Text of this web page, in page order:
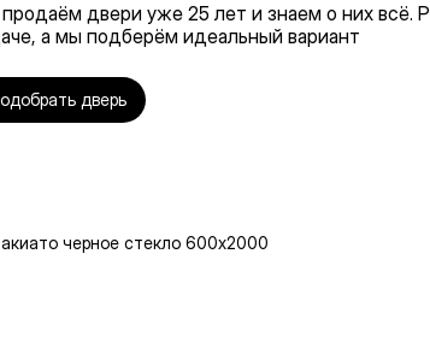
двери уже 25 лет и знаем о них всё.
а мы подберём идеальный вариант
дверь
черное стекло 600х2000